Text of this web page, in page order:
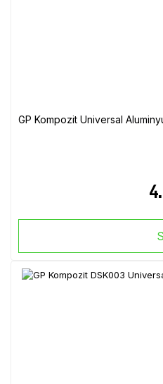
GP Kompozit Universal